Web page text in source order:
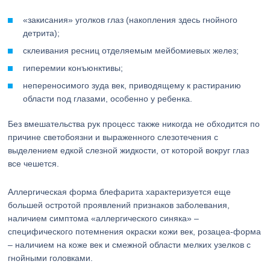
«закисания» уголков глаз (накопления здесь гнойного
детрита);
склеивания ресниц отделяемым мейбомиевых желез;
гиперемии конъюнктивы;
непереносимого зуда век, приводящему к растиранию
области под глазами, особенно у ребенка.
Без вмешательства рук процесс также никогда не обходится по
причине светобоязни и выраженного слезотечения с
выделением едкой слезной жидкости, от которой вокруг глаз
все чешется.
Аллергическая форма блефарита характеризуется еще
большей остротой проявлений признаков заболевания,
наличием симптома «аллергического синяка» –
специфического потемнения окраски кожи век, розацеа-форма
– наличием на коже век и смежной области мелких узелков с
гнойными головками.